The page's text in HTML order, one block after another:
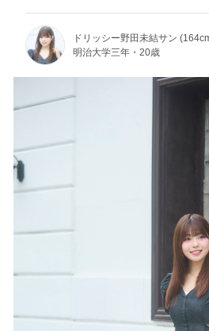
ドリッシー野田未結サン
明治大学三年・20歳